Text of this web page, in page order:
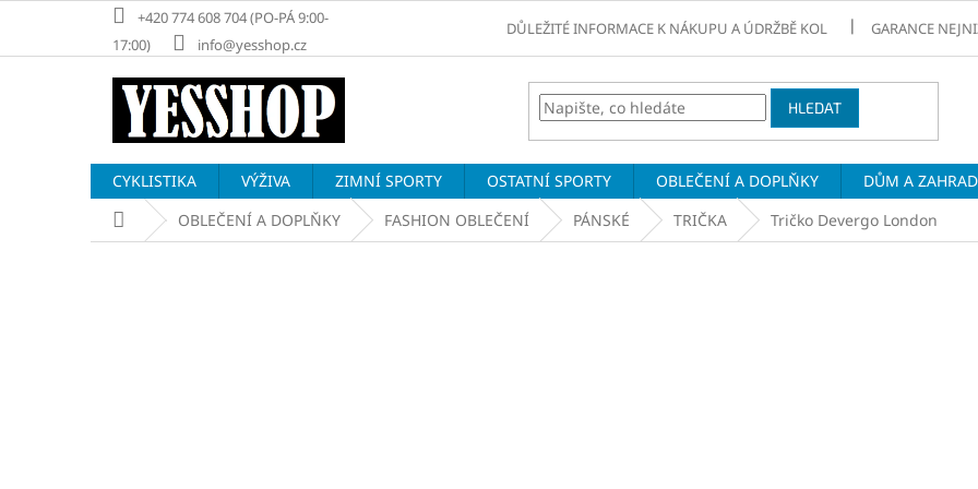
obsah
+420 774 608 704 (PO-PÁ 9:00-
17:00)
info@yesshop.cz
DŮLEŽITÉ INFORMACE K NÁKUPU A ÚDRŽBĚ KOL GARANCE
HLEDAT
CYKLISTIKA VÝŽIVA ZIMNÍ SPORTY OSTATNÍ SPORTY OBLEČENÍ A DOPLŇKY DŮM A
Domů OBLEČENÍ A DOPLŇKY FASHION OBLEČENÍ PÁNSKÉ TRIČKA Tričko Devergo London